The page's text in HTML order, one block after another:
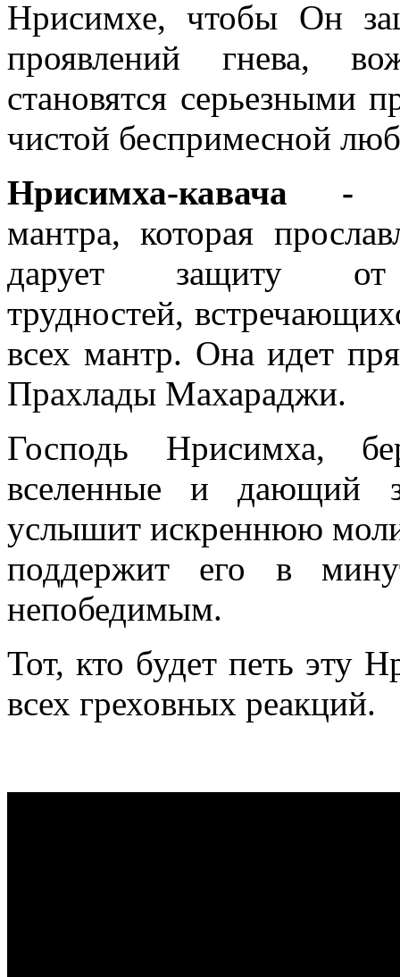
Нрисимхе, чтобы Он
проявлений гнева,
становятся серьезными
чистой беспримесной
Нрисимха-кавача
мантра, которая
дарует защиту
трудностей,
всех мантр. Она идет
Прахлады Махараджи.
Господь Нрисимха,
вселенные и дающий
услышит искреннюю
поддержит его в
непобедимым.
Тот, кто будет петь эту
всех греховных реакций.